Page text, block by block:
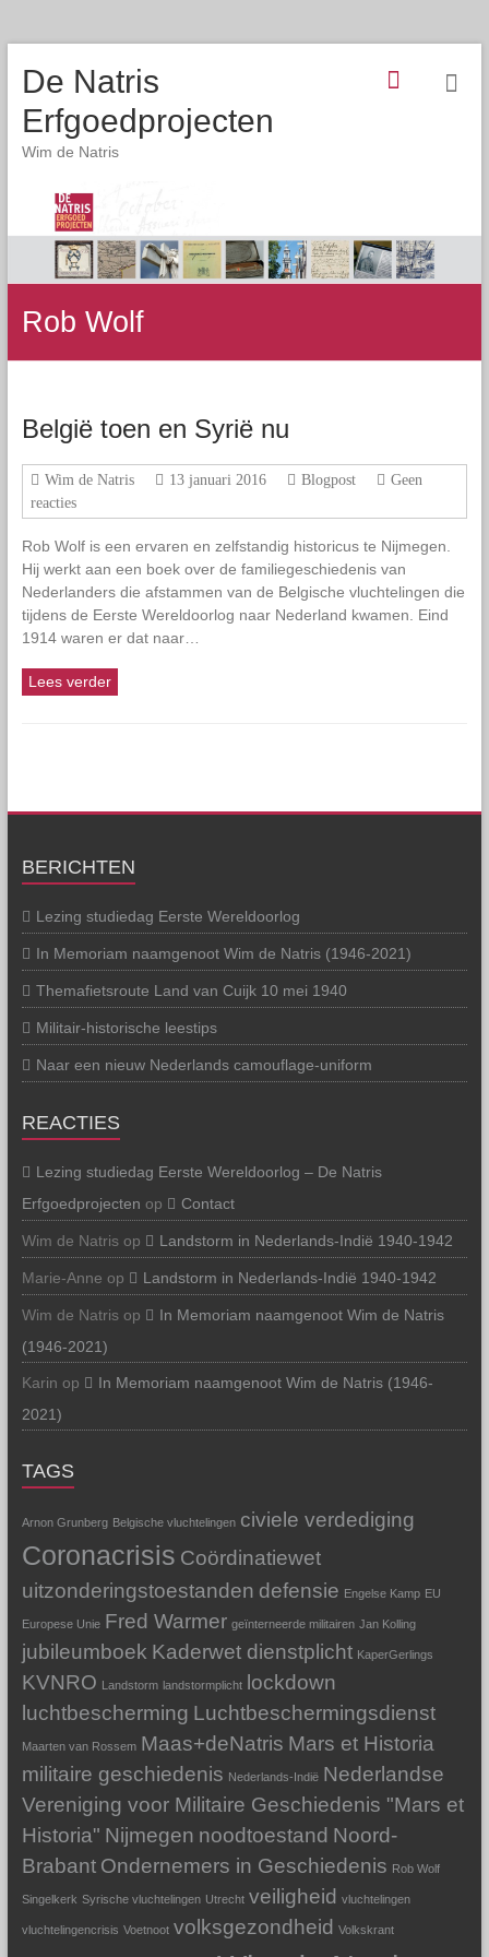
De Natris
Erfgoedprojecten
Wim de Natris
Rob Wolf
België toen en Syrië nu
Wim de Natris 13 januari 2016 Blogpost
Geen
reacties
Rob Wolf is een ervaren en zelfstandig historicus te Nijmegen.
Hij werkt aan een boek over de familiegeschiedenis van
Nederlanders die afstammen van de Belgische vluchtelingen die
tijdens de Eerste Wereldoorlog naar Nederland kwamen. Eind
1914 waren er dat naar…
Lees verder
BERICHTEN
Lezing studiedag Eerste Wereldoorlog
In Memoriam naamgenoot Wim de Natris (1946-2021)
Themafietsroute Land van Cuijk 10 mei 1940
Militair-historische leestips
Naar een nieuw Nederlands camouflage-uniform
REACTIES
Lezing studiedag Eerste Wereldoorlog – De Natris
Erfgoedprojecten op Contact
Wim de Natrisop Landstorm in Nederlands-Indië 1940-1942
Marie-Anne op Landstorm in Nederlands-Indië 1940-1942
Wim de Natrisop
In Memoriam naamgenoot Wim de Natris
(1946-2021)
Karin op
In Memoriam naamgenoot Wim de Natris (1946-
2021)
TAGS
Arnon Grunberg Belgische vluchtelingen civiele verdediging
Coronacrisis Coördinatiewet
uitzonderingstoestanden defensie Engelse Kamp EU
Europese Unie Fred Warmer geïnterneerde militairen Jan Kolling
jubileumboek Kaderwet dienstplicht KaperGerlings
KVNRO Landstorm landstormplicht
lockdown
luchtbescherming Luchtbeschermingsdienst
Maarten van Rossem Maas+deNatris Mars et Historia
militaire geschiedenis Nederlands-Indië Nederlandse
Vereniging voor Militaire Geschiedenis "Mars et
Historia" Nijmegen noodtoestand Noord-
Brabant Ondernemers in Geschiedenis Rob Wolf
Singelkerk Syrische vluchtelingen Utrecht veiligheid vluchtelingen
vluchtelingencrisis Voetnoot volksgezondheid Volkskrant